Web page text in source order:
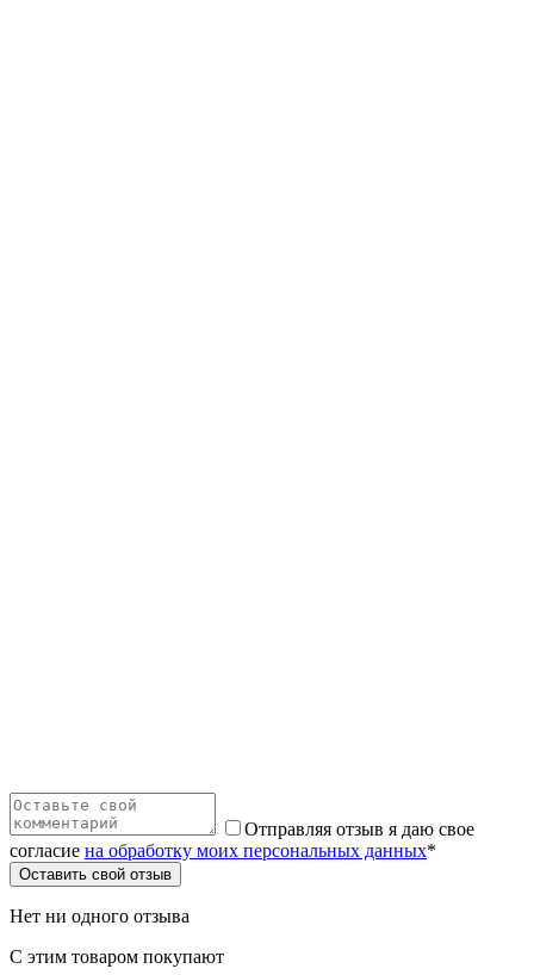
Отправляя отзыв я даю свое
согласие на обработку моих персональных данных*
Оставить свой отзыв
Нет ни одного отзыва
С этим товаром покупают